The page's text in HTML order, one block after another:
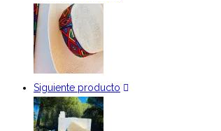
Siguiente producto